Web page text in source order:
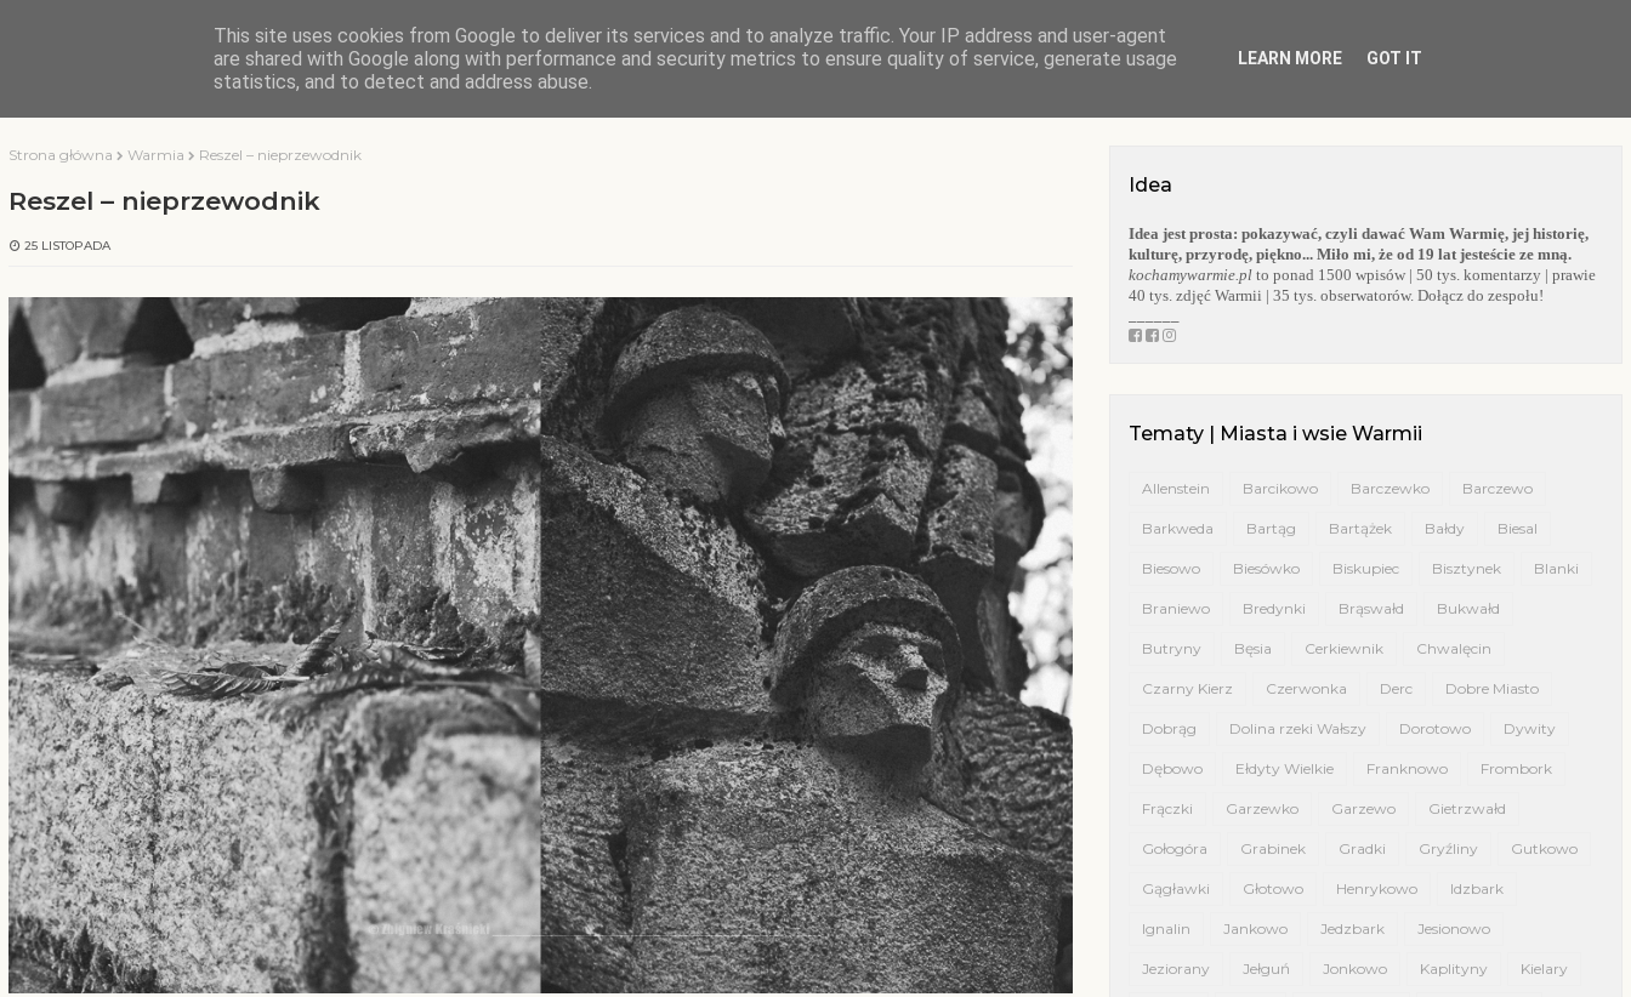
KOCHAMY WARMIĘ O BLOGU WARMIA KOŚCIOŁY WARMII
Strona główna Warmia Reszel – nieprzewodnik
Reszel – nieprzewodnik
25 LISTOPADA
Idea
Idea jest prosta: pokazywać, czyli dawać Wam Warmię, jej historię,
kulturę, przyrodę, piękno... Miło mi, że od 19 lat jesteście ze mną.
kochamywarmie.plto ponad 1500 wpisów | 50 tys. komentarzy | prawie
40 tys. zdjęć Warmii | 35 tys. obserwatorów. Dołącz do zespołu!
Tematy | Miasta i wsie Warmii
Allenstein Barcikowo Barczewko Barczewo
Barkweda Bartąg Bartążek Bałdy Biesal
Biesowo Biesówko Biskupiec Bisztynek Blanki
Braniewo Bredynki Brąswałd Bukwałd
Butryny Bęsia Cerkiewnik Chwalęcin
Czarny Kierz Czerwonka Derc Dobre Miasto
Dobrąg Dolina rzeki Wałszy Dorotowo Dywity
Dębowo Ełdyty Wielkie Franknowo Frombork
Frączki Garzewko Garzewo Gietrzwałd
Gołogóra Grabinek Gradki Gryźliny Gutkowo
Gągławki Głotowo Henrykowo Idzbark
Ignalin Jankowo Jedzbark Jesionowo
Jeziorany Jełguń Jonkowo Kaplityny Kielary
This site uses cookies from Google to deliver its services and to analyze traffic. Your IP address and user-agent
are shared with Google along with performance and security metrics to ensure quality of service, generate usage
statistics, and to detect and address abuse.
LEARN MORE GOT IT